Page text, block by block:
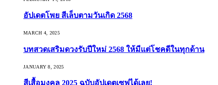
อัปเดตโพย สีเล็บตามวันเกิด 2568
MARCH 4, 2025
บทสวดเสริมดวงรับปีใหม่ 2568 ให้มีแต่โชคดีในทุกด้าน
JANUARY 8, 2025
สีเสื้อมงคล 2025 ฉบับอัปเดตเซฟได้เลย!